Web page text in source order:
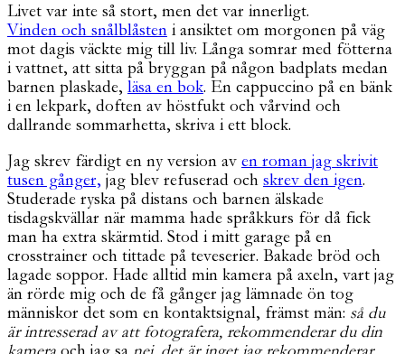
Livet var inte så stort, men det var innerligt.
Vinden och snålblåsten i ansiktet om morgonen på väg
mot dagis väckte mig till liv. Långa somrar med fötterna
i vattnet, att sitta på bryggan på någon badplats medan
barnen plaskade, läsa en bok. En cappuccino på en bänk
i en lekpark, doften av höstfukt och vårvind och
dallrande sommarhetta, skriva i ett block.
Jag skrev färdigt en ny version av en roman jag skrivit
tusen gånger, jag blev refuserad och skrev den igen.
Studerade ryska på distans och barnen älskade
tisdagskvällar när mamma hade språkkurs för då fick
man ha extra skärmtid. Stod i mitt garage på en
crosstrainer och tittade på teveserier. Bakade bröd och
lagade soppor. Hade alltid min kamera på axeln, vart jag
än rörde mig och de få gånger jag lämnade ön tog
människor det som en kontaktsignal, främst män: så du
är intresserad av att fotografera, rekommenderar du din